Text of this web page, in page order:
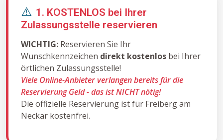
⚠️ 1. KOSTENLOS bei Ihrer
Zulassungsstelle reservieren
WICHTIG: Reservieren Sie Ihr
Wunschkennzeichen direkt kostenlos bei Ihrer
örtlichen Zulassungsstelle!
Viele Online-Anbieter verlangen bereits für die
Reservierung Geld - das ist NICHT nötig!
Die offizielle Reservierung ist für Freiberg am
Neckar kostenfrei.